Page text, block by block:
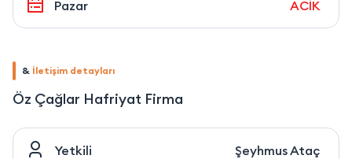
Pazar ACİK
& İletişim detayları
Öz Çağlar Hafriyat Firma
Yetkili Şeyhmus Ataç